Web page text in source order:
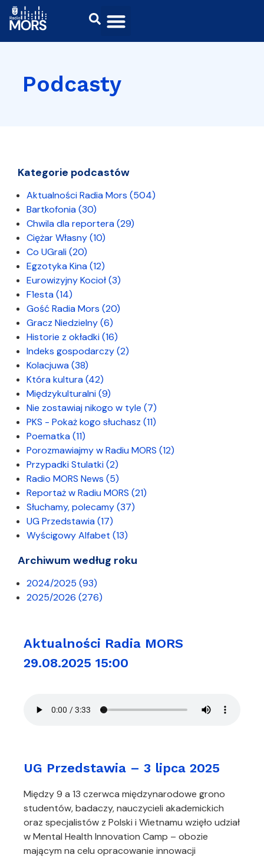
Podcasty
Kategorie podcastów
Aktualności Radia Mors (504)
Bartkofonia(30)
Chwila dla reportera(29)
Ciężar Własny(10)
Co UGrali(20)
Egzotyka Kina(12)
Eurowizyjny Kocioł(3)
F1esta(14)
Gość Radia Mors (20)
Gracz Niedzielny(6)
Historie z okładki(16)
Indeks gospodarczy(2)
Kolacjuwa(38)
Która kultura(42)
Międzykulturalni(9)
Nie zostawiaj nikogo w tyle (7)
PKS - Pokaż kogo słuchasz (11)
Poematka(11)
Porozmawiajmy w Radiu MORS (12)
Przypadki Stulatki(2)
Radio MORS News (5)
Reportaż w Radiu MORS (21)
Słuchamy, polecamy(37)
UG Przedstawia(17)
Wyścigowy Alfabet (13)
Archiwum według roku
2024/2025 (93)
2025/2026 (276)
Aktualności Radia MORS
29.08.2025 15:00
UG Przedstawia – 3 lipca 2025
Między 9 a 13 czerwca międzynarodowe grono
studentów, badaczy, nauczycieli akademickich
oraz specjalistów z Polski i Wietnamu wzięło udział
w Mental Health Innovation Camp – obozie
mającym na celu opracowanie innowacji